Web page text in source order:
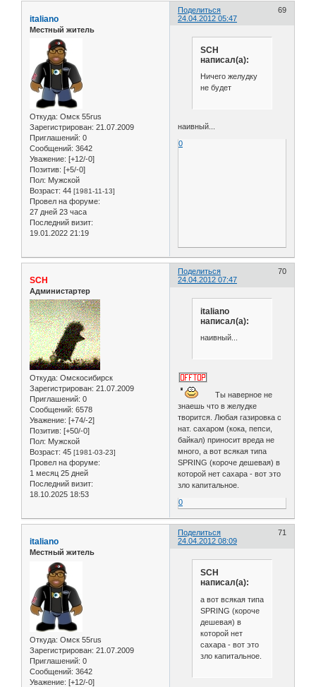
Поделиться
69
24.04.2012 05:47
italiano
Местный житель
Откуда: Омск 55rus
Зарегистрирован: 21.07.2009
Приглашений: 0
Сообщений: 3642
Уважение: [+12/-0]
Позитив: [+5/-0]
Пол: Мужской
Возраст: 44 [1981-11-13]
Провел на форуме:
27 дней 23 часа
Последний визит:
19.01.2022 21:19
SCH
написал(а):
Ничего желудку
не будет
наивный...
0
Поделиться
70
24.04.2012 07:47
SCH
Администартер
Откуда: Омскосибирск
Зарегистрирован: 21.07.2009
Приглашений: 0
Сообщений: 6578
Уважение: [+74/-2]
Позитив: [+50/-0]
Пол: Мужской
Возраст: 45 [1981-03-23]
Провел на форуме:
1 месяц 25 дней
Последний визит:
18.10.2025 18:53
italiano
написал(а):
наивный...
Ты наверное не
знаешь что в желудке
творится. Любая газировка с
нат. сахаром (кока, пепси,
байкал) приносит вреда не
много, а вот всякая типа
SPRING (короче дешевая) в
которой нет сахара - вот это
зло капитальное.
0
Поделиться
71
24.04.2012 08:09
italiano
Местный житель
Откуда: Омск 55rus
Зарегистрирован: 21.07.2009
Приглашений: 0
Сообщений: 3642
Уважение: [+12/-0]
SCH
написал(а):
а вот всякая типа
SPRING (короче
дешевая) в
которой нет
сахара - вот это
зло капитальное.